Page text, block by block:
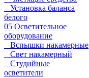
Установка баланса
белого
05 Осветительное
оборудование
Вспышки накамерные
Свет накамерный
Студийные
осветители